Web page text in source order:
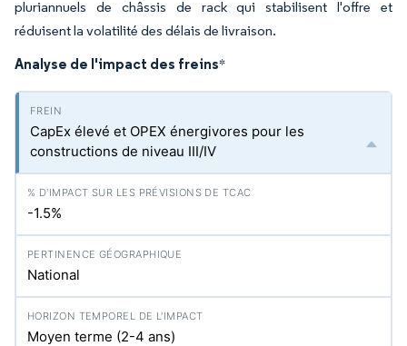
pluriannuels de châssis de rack qui stabilisent l'offre et
réduisent la volatilité des délais de livraison.
Analyse de l'impact des freins*
CapEx élevé et OPEX énergivores pour les
constructions de niveau III/IV
-1.5%
National
Moyen terme (2-4 ans)